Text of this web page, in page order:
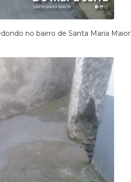
no bairro de Santa Maria Maior